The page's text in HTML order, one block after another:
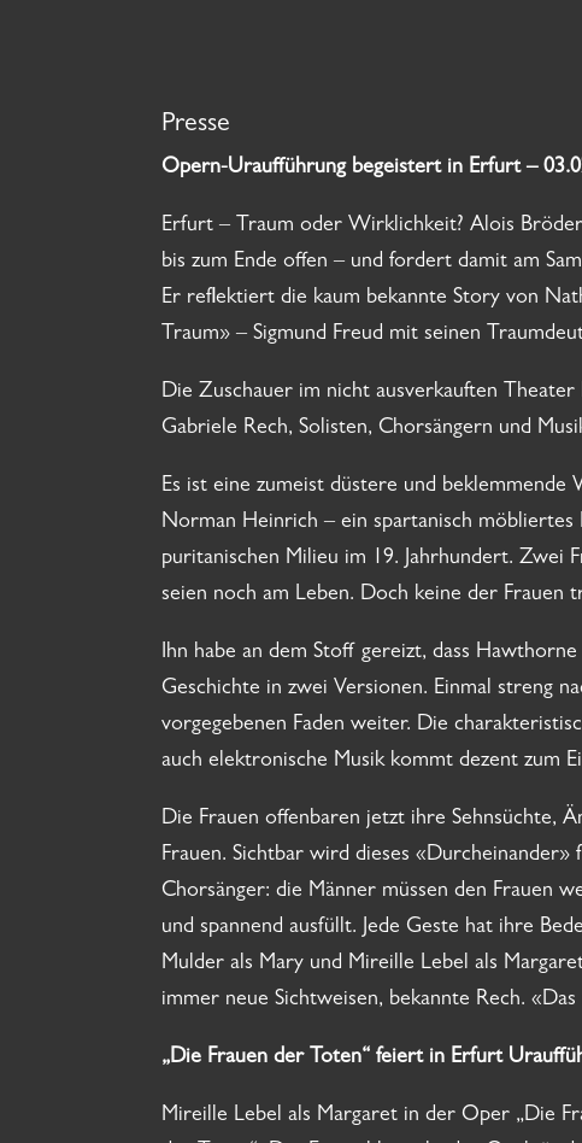
Presse
Opern-Uraufführung begeistert in Erfurt –
Erfurt – Traum oder Wirklichkeit? Alois
bis zum Ende offen – und fordert damit am
Er reflektiert die kaum bekannte Story von
Traum» – Sigmund Freud mit seinen
Die Zuschauer im nicht ausverkauften Theater
Gabriele Rech, Solisten, Chorsängern und
Es ist eine zumeist düstere und
Norman Heinrich – ein spartanisch
puritanischen Milieu im 19. Jahrhundert. Zwei
seien noch am Leben. Doch keine der Frauen
Ihn habe an dem Stoff gereizt, dass
Geschichte in zwei Versionen. Einmal streng
vorgegebenen Faden weiter. Die
auch elektronische Musik kommt dezent zum
Die Frauen offenbaren jetzt ihre Sehnsüchte,
Frauen. Sichtbar wird dieses
Chorsänger: die Männer müssen den Frauen
und spannend ausfüllt. Jede Geste hat ihre
Mulder als Mary und Mireille Lebel als
immer neue Sichtweisen, bekannte Rech.
„Die Frauen der Toten“ feiert in Erfurt
Mireille Lebel als Margaret in der Oper „Die